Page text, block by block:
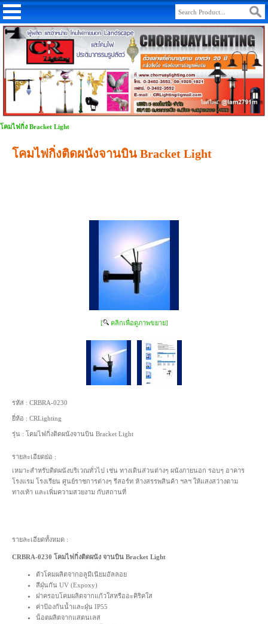
โคมไฟกิ่ง Bracket Light
โคมไฟกิ่งติดผนังจานบิน Bracket Light
[ คลิกเพื่อดูภาพขยาย]
รหัส : CRBRA-0230
ยี่ห้อ : CRLighting
รุ่น : โคมไฟกิ่งติดผนังจานบิน Bracket Light
รายละเอียดย่อ :
เหมาะสำหรับติดผนังบริเวณทั่วไป เช่น ทางเดินส่วนต่างๆ ผนังภายนอก รอบๆ อาคาร
โรงแรม โรงเรียน ศูนย์ราชการต่างๆ รีสอร์ท ห้างสรรพสินค้า ฯลฯ ให้แสงสว่างตาม
ทางเท้า และเพิ่มความสวยงาม กับสถานที่
รายละเอียดทั้งหมด :
CRBRA-0230 โคมไฟกิ่งติดผนัง จานบิน Bracket Light
ตัวโคมผลิตจากอลูมีเนียมอัลลอย
สีฝุ่นกัน UV (Expoxy)
ฝาครอบโคมผลิตจากแก้วใสหรืออะคิริคใส
ค่าป้องกันน้ำและฝุ่น IP55
น็อตผลิตจากแสตนเลส